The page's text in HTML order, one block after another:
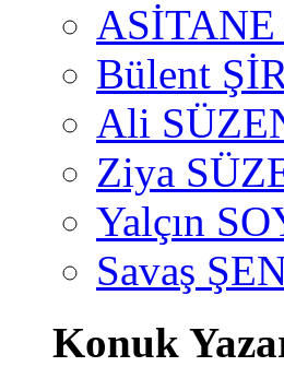
ASİTANE
Bülent
Ali
Ziya
Yalçın
Savaş
Konuk